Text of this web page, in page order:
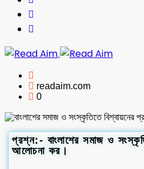
Read Aim
readaim.com
0
প্রশ্ন:- বাংলাশের সমাজ ও
আলোচনা কর।